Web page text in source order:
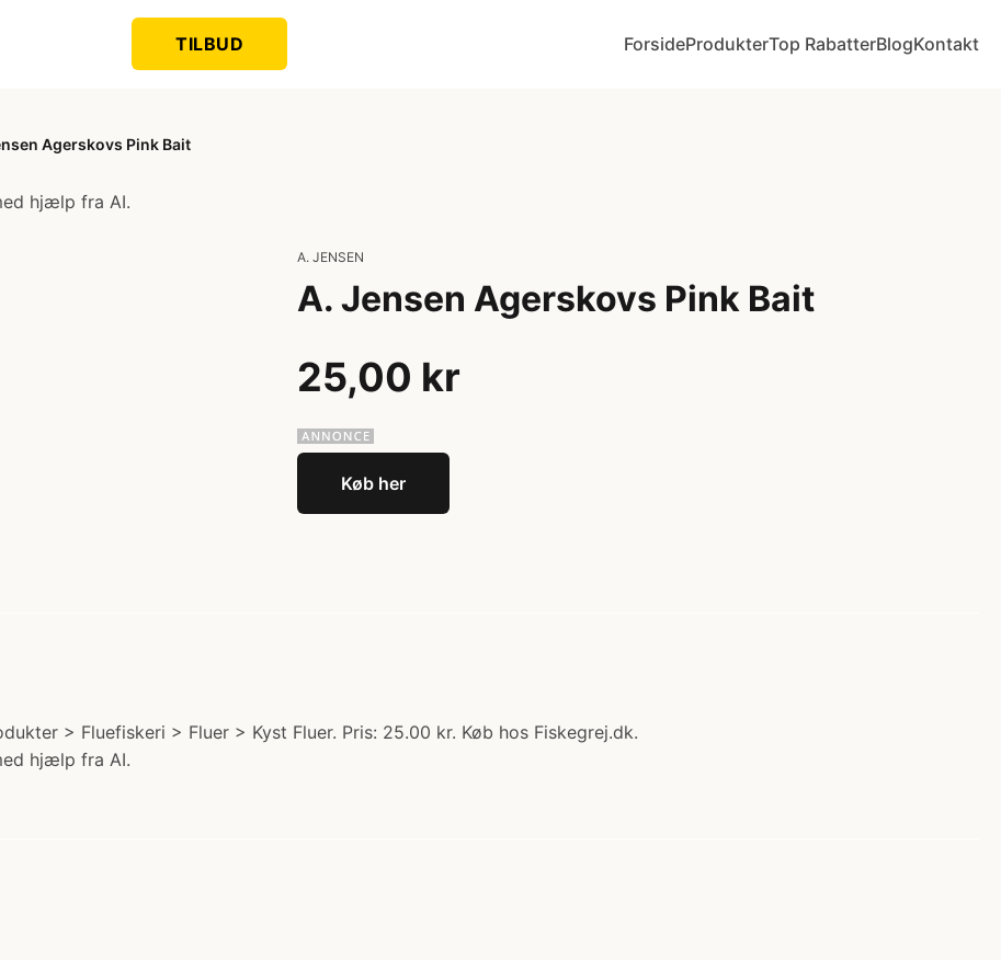
TILBUD ForsideProdukterTop RabatterBlogKontakt
Agerskovs Pink Bait
hjælp fra AI.
A. JENSEN
A. Jensen Agerskovs Pink Bait
25,00 kr
Køb her
> Fluefiskeri > Fluer > Kyst Fluer. Pris: 25.00 kr. Køb hos Fiskegrej.dk.
hjælp fra AI.